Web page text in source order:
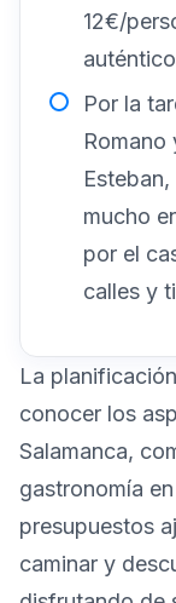
12€/
Por la
Romano
mucho
por el
calles y
La
conocer los
Salamanca,
gastronomía
presupuestos
caminar y